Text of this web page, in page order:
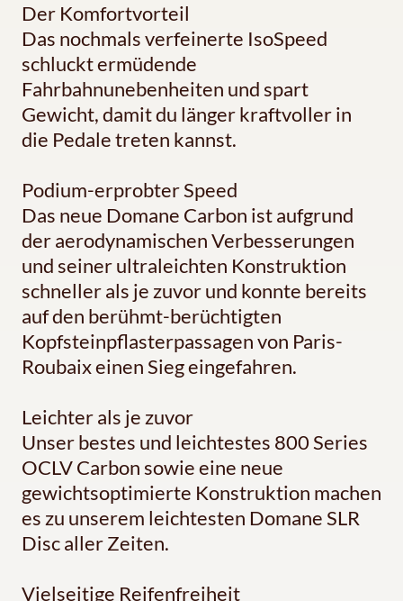
Der Komfortvorteil
Das nochmals verfeinerte IsoSpeed
schluckt ermüdende
Fahrbahnunebenheiten und spart
Gewicht, damit du länger kraftvoller in
die Pedale treten kannst.
Podium-erprobter Speed
Das neue Domane Carbon ist aufgrund
der aerodynamischen Verbesserungen
und seiner ultraleichten Konstruktion
schneller als je zuvor und konnte bereits
auf den berühmt-berüchtigten
Kopfsteinpflasterpassagen von Paris-
Roubaix einen Sieg eingefahren.
Leichter als je zuvor
Unser bestes und leichtestes 800 Series
OCLV Carbon sowie eine neue
gewichtsoptimierte Konstruktion machen
es zu unserem leichtesten Domane SLR
Disc aller Zeiten.
Vielseitige Reifenfreiheit